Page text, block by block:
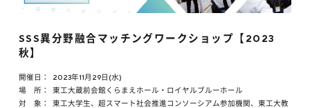
SSS異分野融合マッチングワークショップ【2023
秋】
開催日：
2023年11月29日(水)
場 所：
東工大蔵前会館くらまえホール・ロイヤルブルーホール
対 象：
東工大学生、超スマート社会推進コンソーシアム参加機関、東工大教